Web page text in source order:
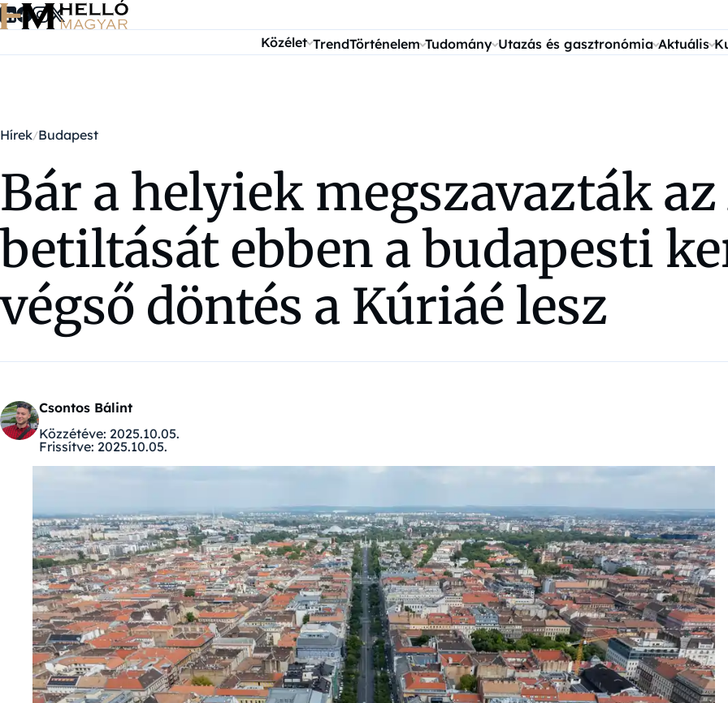
Ugrás a tartalomra
Közélet TrendTörténelem Tudomány Utazás és gasztronómia Aktuális
Hírek Budapest
Bár a helyiek megszavazták
betiltását ebben a budapesti
végső döntés a Kúriáé lesz
Csontos Bálint
Közzétéve: 2025.10.05.
Frissítve: 2025.10.05.